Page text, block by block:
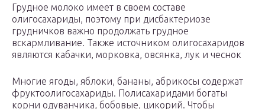
Грудное молоко имеет в своем составе
олигосахариды, поэтому при дисбактериозе
грудничков важно продолжать грудное
вскармливание. Также источником олигосахаридов
являются кабачки, морковка, овсянка, лук и чеснок
Многие ягоды, яблоки, бананы, абрикосы содержат
фруктоолигосахариды. Полисахаридами богаты
корни одуванчика, бобовые, цикорий. Чтобы